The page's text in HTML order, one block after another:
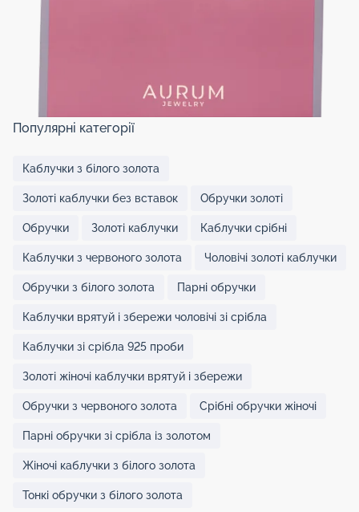
Популярні категорії
Каблучки з білого золота
Золоті каблучки без вставок Обручки золоті
Обручки Золоті каблучки Каблучки срібні
Каблучки з червоного золота Чоловічі золоті каблучки
Обручки з білого золота Парні обручки
Каблучки врятуй і збережи чоловічі зі срібла
Каблучки зі срібла 925 проби
Золоті жіночі каблучки врятуй і збережи
Обручки з червоного золота Срібні обручки жіночі
Парні обручки зі срібла із золотом
Жіночі каблучки з білого золота
Тонкі обручки з білого золота